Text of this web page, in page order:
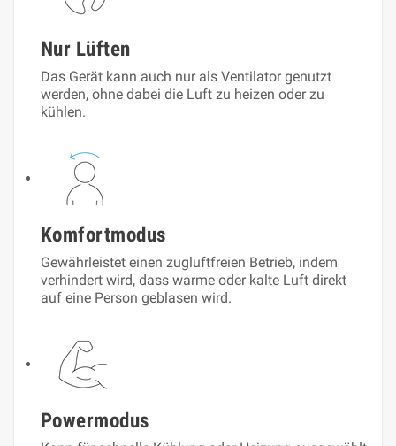
Nur Lüften
Das Gerät kann auch nur als Ventilator genutzt
werden, ohne dabei die Luft zu heizen oder zu
kühlen.
Komfortmodus
Gewährleistet einen zugluftfreien Betrieb, indem
verhindert wird, dass warme oder kalte Luft direkt
auf eine Person geblasen wird.
Powermodus